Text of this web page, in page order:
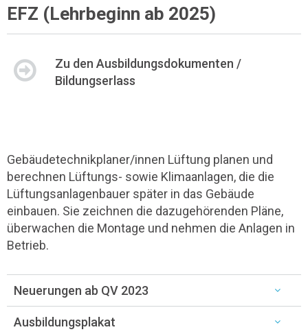
EFZ (Lehrbeginn ab 2025)
Zu den Ausbildungsdokumenten /
Bildungserlass
Gebäudetechnikplaner/innen Lüftung planen und
berechnen Lüftungs- sowie Klimaanlagen, die die
Lüftungsanlagenbauer später in das Gebäude
einbauen. Sie zeichnen die dazugehörenden Pläne,
überwachen die Montage und nehmen die Anlagen in
Betrieb.
Neuerungen ab QV 2023
Ausbildungsplakat